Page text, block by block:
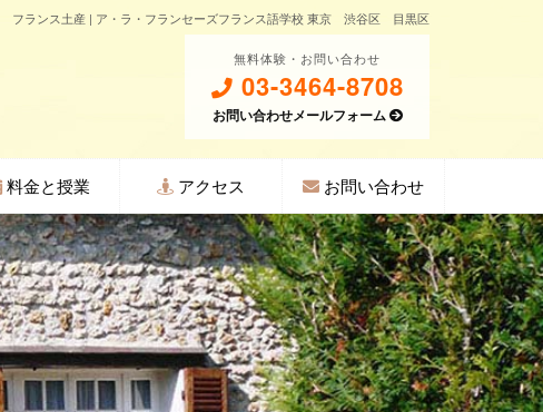
フランス土産 | ア・ラ・フランセーズフランス語学校 東京 渋谷区 目黒区
無料体験・お問い合わせ
03-3464-8708
お問い合わせメールフォーム
料金と授業 アクセス お問い合わせ